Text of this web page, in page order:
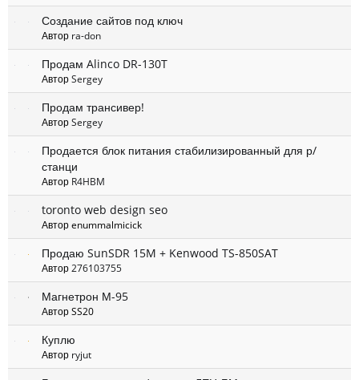
Создание сайтов под ключ
Автор ra-don
Продам Alinco DR-130T
АвторSergey
Продам трансивер!
АвторSergey
Продается блок питания стабилизированный для р/
станци
Автор R4HBM
toronto web design seo
Автор enummalmicick
Продаю SunSDR 15M + Kenwood TS-850SAT
Автор 276103755
Магнетрон М-95
Автор SS20
Куплю
Автор ryjut